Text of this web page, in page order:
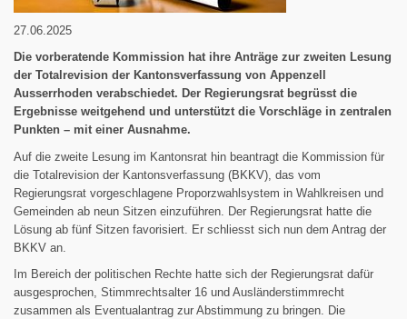
27.06.2025
Die vorberatende Kommission hat ihre Anträge zur zweiten Lesung
der Totalrevision der Kantonsverfassung von Appenzell
Ausserrhoden verabschiedet. Der Regierungsrat begrüsst die
Ergebnisse weitgehend und unterstützt die Vorschläge in zentralen
Punkten – mit einer Ausnahme.
Auf die zweite Lesung im Kantonsrat hin beantragt die Kommission für
die Totalrevision der Kantonsverfassung (BKKV), das vom
Regierungsrat vorgeschlagene Proporzwahlsystem in Wahlkreisen und
Gemeinden ab neun Sitzen einzuführen. Der Regierungsrat hatte die
Lösung ab fünf Sitzen favorisiert. Er schliesst sich nun dem Antrag der
BKKV an.
Im Bereich der politischen Rechte hatte sich der Regierungsrat dafür
ausgesprochen, Stimmrechtsalter 16 und Ausländerstimmrecht
zusammen als Eventualantrag zur Abstimmung zu bringen. Die